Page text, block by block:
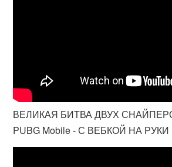
ВЕЛИКАЯ БИТВА ДВУХ
PUBG Mobile - С ВЕБКОЙ НА РУКИ